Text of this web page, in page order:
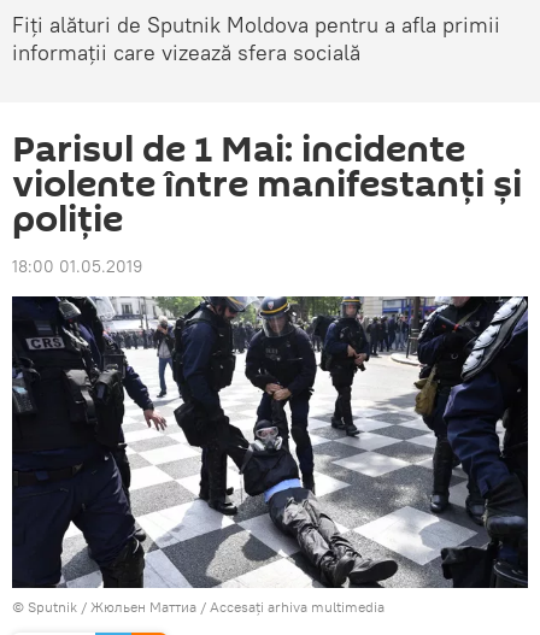
Fiți alături de Sputnik Moldova pentru a afla primii
informații care vizează sfera socială
Parisul de 1 Mai: incidente
violente între manifestanți și
poliție
18:00 01.05.2019
© Sputnik / Жюльен Маттиа / Accesați arhiva multimedia